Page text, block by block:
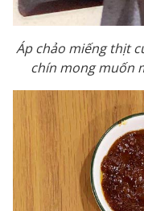
Áp chảo miếng thịt
chín mong muốn